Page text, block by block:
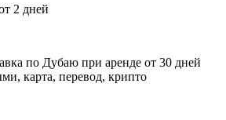
2 дней
по Дубаю при аренде от 30 дней
карта, перевод, крипто